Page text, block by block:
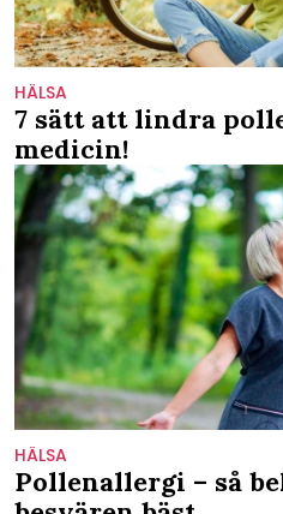
HÄLSA
7 sätt att lindra
medicin!
HÄLSA
Pollenallergi – så